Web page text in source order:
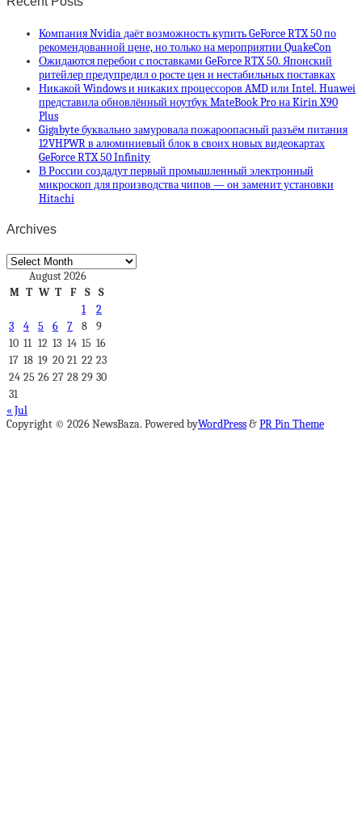
Компания Nvidia даёт возможность купить GeForce RTX 50 по
рекомендованной цене, но только на мероприятии QuakeCon
Ожидаются перебои с поставками GeForce RTX 50. Японский
ритейлер предупредил о росте цен и нестабильных поставках
Никакой Windows и никаких процессоров AMD или Intel. Huawei
представила обновлённый ноутбук MateBook Pro на Kirin X90
Plus
Gigabyte буквально замуровала пожароопасный разъём питания
12VHPWR в алюминиевый блок в своих новых видеокартах
GeForce RTX 50 Infinity
В России создадут первый промышленный электронный
микроскоп для производства чипов — он заменит установки
Hitachi
Archives
Archives
August 2026
M T W T F S
S
1
2
3
4 5 6 7 8
9
10 11 12 13 14 15 16
17 18 19 20 21 22 23
24 25 26 27 28 29 30
31
« Jul
Copyright © 2026 NewsBaza. Powered byWordPress&PR Pin Theme